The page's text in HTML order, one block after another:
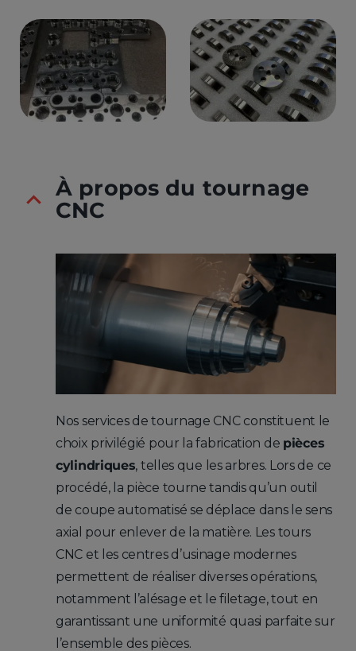
À propos du tournage
CNC
Nos services de tournage CNC constituent le
choix privilégié pour la fabrication de pièces
cylindriques, telles que les arbres. Lors de ce
procédé, la pièce tourne tandis qu’un outil
de coupe automatisé se déplace dans le sens
axial pour enlever de la matière. Les tours
CNC et les centres d’usinage modernes
permettent de réaliser diverses opérations,
notamment l’alésage et le filetage, tout en
garantissant une uniformité quasi parfaite sur
l’ensemble des pièces.